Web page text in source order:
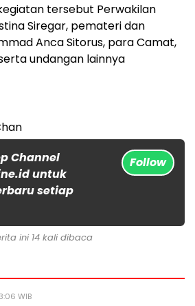
tersebut Perwakilan
Siregar, pemateri dan
Anca Sitorus, para Camat,
undangan lainnya
Channel
untuk
setiap
Follow
ini 14 kali dibaca
WIB